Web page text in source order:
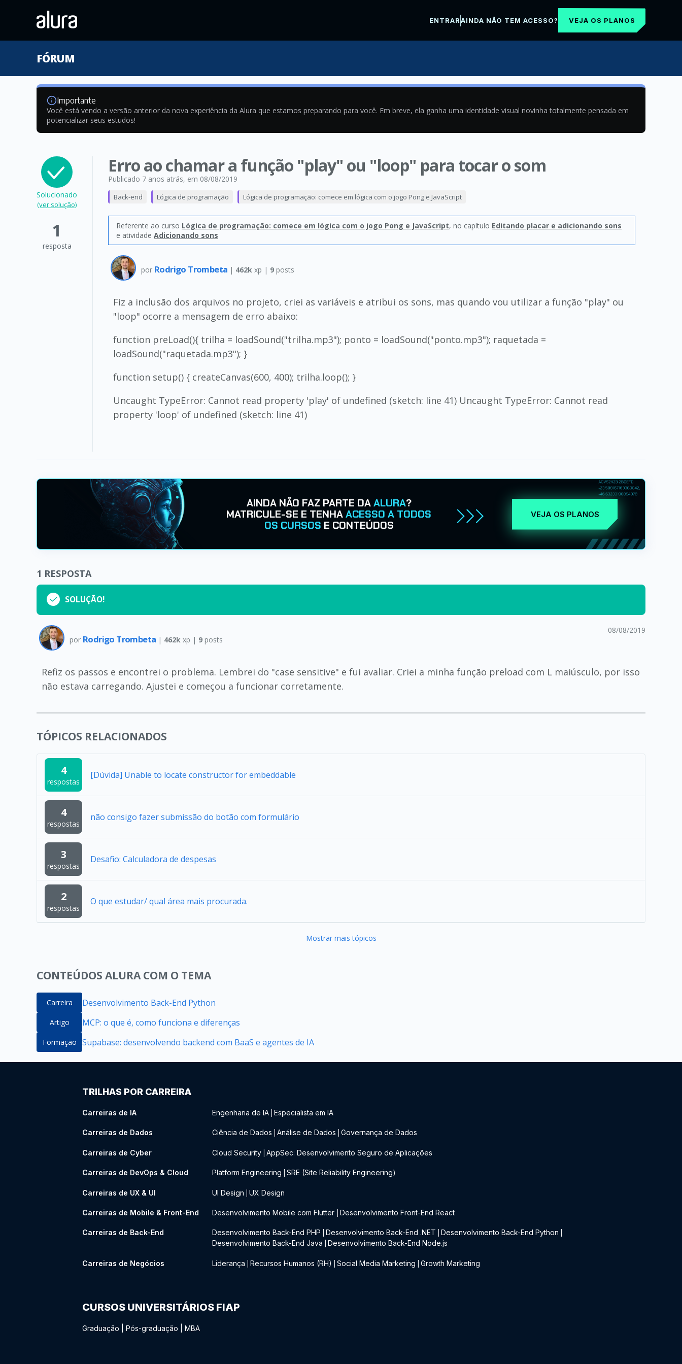
ENTRARAINDA NÃO TEM ACESSO? VEJA OS PLANOS
FÓRUM
Importante
Você está vendo a versão anterior da nova experiência da Alura que estamos preparando para você. Em breve, ela ganha uma identidade visual novinha totalmente pensada em
potencializar seus estudos!
Solucionado
(ver solução)
1
resposta
Erro ao chamar a função "play" ou "loop" para tocar o som
Publicado 7 anos atrás, em 08/08/2019
Back-end Lógica de programação Lógica de programação: comece em lógica com o jogo Pong e JavaScript
Referente ao curso Lógica de programação: comece em lógica com o jogo Pong e JavaScript, no capítulo Editando placar e adicionando sons
e atividade Adicionando sons
por Rodrigo Trombeta | 462k xp | 9posts
Fiz a inclusão dos arquivos no projeto, criei as variáveis e atribui os sons, mas quando vou utilizar a função "play" ou
"loop" ocorre a mensagem de erro abaixo:
function preLoad(){ trilha = loadSound("trilha.mp3"); ponto = loadSound("ponto.mp3"); raquetada =
loadSound("raquetada.mp3"); }
function setup() { createCanvas(600, 400); trilha.loop(); }
Uncaught TypeError: Cannot read property 'play' of undefined (sketch: line 41) Uncaught TypeError: Cannot read
property 'loop' of undefined (sketch: line 41)
AINDA NÃO FAZ PARTE DAALURA?
MATRICULE-SE E TENHAACESSO A TODOS
OS CURSOS E CONTEÚDOS
VEJA OS PLANOS
1 RESPOSTA
SOLUÇÃO!
por Rodrigo Trombeta | 462k xp | 9posts
08/08/2019
Refiz os passos e encontrei o problema. Lembrei do "case sensitive" e fui avaliar. Criei a minha função preload com L maiúsculo, por isso
não estava carregando. Ajustei e começou a funcionar corretamente.
TÓPICOS RELACIONADOS
4
respostas
[Dúvida] Unable to locate constructor for embeddable
4
respostas
não consigo fazer submissão do botão com formulário
3
respostas
Desafio: Calculadora de despesas
2
respostas
O que estudar/ qual área mais procurada.
Mostrar mais tópicos
CONTEÚDOS ALURA COM O TEMA
Carreira Desenvolvimento Back-End Python
Artigo MCP: o que é, como funciona e diferenças
Formação Supabase: desenvolvendo backend com BaaS e agentes de IA
TRILHAS POR CARREIRA
Carreiras de IA Engenharia de IA Especialista em IA
Carreiras de Dados Ciência de Dados Análise de Dados Governança de Dados
Carreiras de Cyber Cloud Security AppSec: Desenvolvimento Seguro de Aplicações
Carreiras de DevOps & Cloud Platform Engineering SRE (Site Reliability Engineering)
Carreiras de UX & UI UI Design UX Design
Carreiras de Mobile & Front-End Desenvolvimento Mobile com Flutter Desenvolvimento Front-End React
Carreiras de Back-End Desenvolvimento Back-End PHP Desenvolvimento Back-End .NET Desenvolvimento Back-End Python
Desenvolvimento Back-End Java Desenvolvimento Back-End Node.js
Carreiras de Negócios Liderança Recursos Humanos (RH) Social Media Marketing Growth Marketing
CURSOS UNIVERSITÁRIOS FIAP
Graduação Pós-graduação MBA